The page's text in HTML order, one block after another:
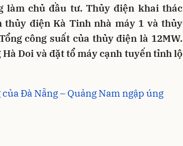
làm chủ đầu tư. Thủy điện khai thác
thủy điện Kà Tinh nhà máy 1 và thủy
công suất của thủy điện là 12MW.
Hà Doi và đặt tổ máy cạnh tuyến tỉnh lộ
Đà Nẵng – Quảng Nam ngập úng